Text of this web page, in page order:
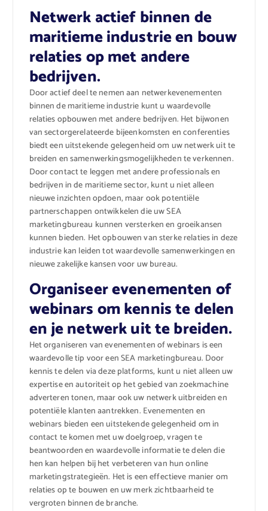
Netwerk actief binnen de
maritieme industrie en bouw
relaties op met andere
bedrijven.
Door actief deel te nemen aan netwerkevenementen
binnen de maritieme industrie kunt u waardevolle
relaties opbouwen met andere bedrijven. Het bijwonen
van sectorgerelateerde bijeenkomsten en conferenties
biedt een uitstekende gelegenheid om uw netwerk uit te
breiden en samenwerkingsmogelijkheden te verkennen.
Door contact te leggen met andere professionals en
bedrijven in de maritieme sector, kunt u niet alleen
nieuwe inzichten opdoen, maar ook potentiële
partnerschappen ontwikkelen die uw SEA
marketingbureau kunnen versterken en groeikansen
kunnen bieden. Het opbouwen van sterke relaties in deze
industrie kan leiden tot waardevolle samenwerkingen en
nieuwe zakelijke kansen voor uw bureau.
Organiseer evenementen of
webinars om kennis te delen
en je netwerk uit te breiden.
Het organiseren van evenementen of webinars is een
waardevolle tip voor een SEA marketingbureau. Door
kennis te delen via deze platforms, kunt u niet alleen uw
expertise en autoriteit op het gebied van zoekmachine
adverteren tonen, maar ook uw netwerk uitbreiden en
potentiële klanten aantrekken. Evenementen en
webinars bieden een uitstekende gelegenheid om in
contact te komen met uw doelgroep, vragen te
beantwoorden en waardevolle informatie te delen die
hen kan helpen bij het verbeteren van hun online
marketingstrategieën. Het is een effectieve manier om
relaties op te bouwen en uw merk zichtbaarheid te
vergroten binnen de branche.